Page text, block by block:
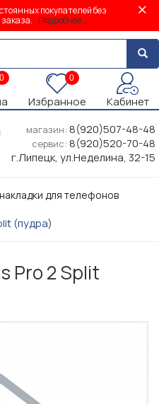
покупателей без
Подробнее...
0 0
Избранное Кабинет
магазин: 8(920)507-48-48
сервис: 8(920)520-70-48
г.Липецк, ул.Неделина, 32-15
для телефонов
(пудра)
Pro 2 Split